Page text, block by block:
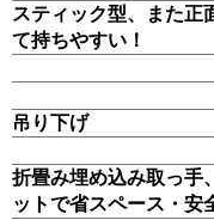
スティック型、また正
て持ちやすい！
吊り下げ
折畳み埋め込み取っ手
ットで省スペース・安